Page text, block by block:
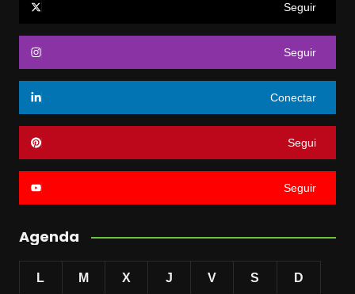
Seguir
Seguir
Conectar
Segui
Seguir
Agenda
L M X J V S D